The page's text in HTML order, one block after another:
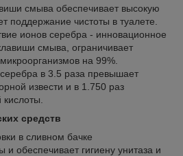
смыва обеспечивает высокую
поддержание чистоты в туалете.
ионов серебра - инновационное
смыва, ограничивает
на 99%.
в 3.5 раза превышает
извести и в 1.750 раз
средств
в сливном бачке
обеспечивает гигиену унитаза и